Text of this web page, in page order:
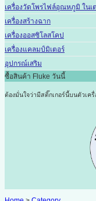
เครื่องวัดโพรไฟล์อุณหภูมิ ในเ
เครื่องสร้างฉาก
เครื่องออสซิโลสโคป
เครื่องแคลมป์มิเตอร์
อุปกรณ์เสริม
ซื้อสินค้า Fluke วันนี้
ต้องมั่นใจว่ามีสติ๊กเกอร์นี้บนตัวเครื่